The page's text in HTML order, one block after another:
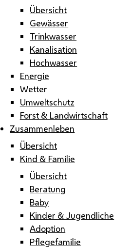
Übersicht
Gewässer
Trinkwasser
Kanalisation
Hochwasser
Energie
Wetter
Umweltschutz
Forst & Landwirtschaft
Zusammenleben
Übersicht
Kind & Familie
Übersicht
Beratung
Baby
Kinder & Jugendliche
Adoption
Pflegefamilie